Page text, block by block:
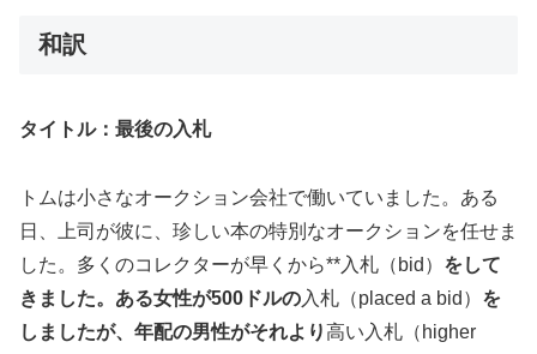
和訳
タイトル：最後の入札
トムは小さなオークション会社で働いていました。ある
日、上司が彼に、珍しい本の特別なオークションを任せま
した。多くのコレクターが早くから**入札（bid） をして
きました。ある女性が500ドルの入札（placed a bid） を
しましたが、年配の男性がそれより高い入札（higher